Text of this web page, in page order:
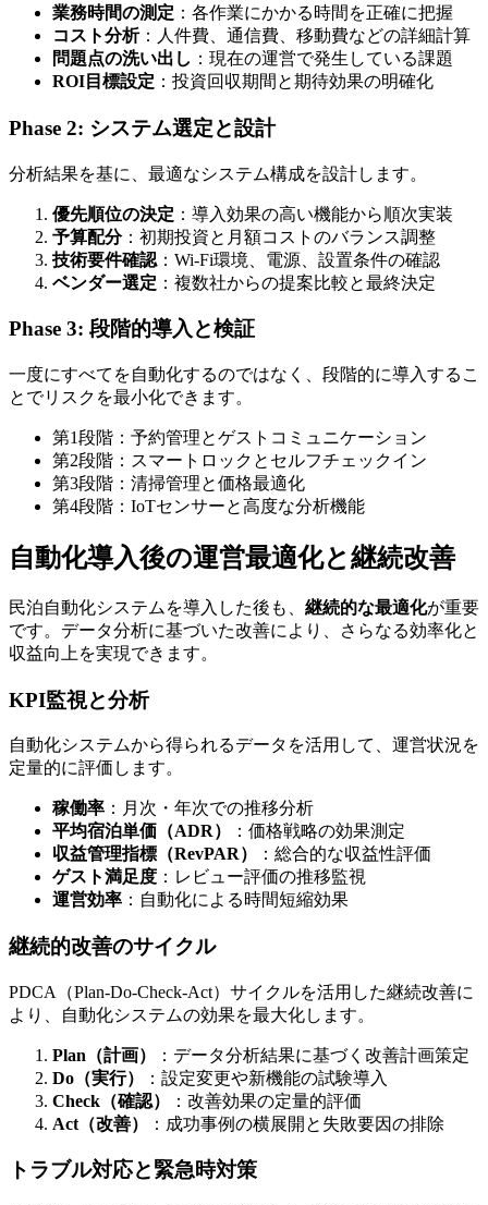
業務時間の測定 ：各作業にかかる時間を正確に把握
コスト分析：人件費、通信費、移動費などの詳細計算
問題点の洗い出し ：現在の運営で発生している課題
ROI目標設定 ：投資回収期間と期待効果の明確化
Phase 2: システム選定と設計
分析結果を基に、最適なシステム構成を設計します。
優先順位の決定 ：導入効果の高い機能から順次実装
予算配分：初期投資と月額コストのバランス調整
技術要件確認 ：Wi-Fi環境、電源、設置条件の確認
ベンダー選定 ：複数社からの提案比較と最終決定
Phase 3: 段階的導入と検証
一度にすべてを自動化するのではなく、段階的に導入するこ
とでリスクを最小化できます。
第1段階：予約管理とゲストコミュニケーション
第2段階：スマートロックとセルフチェックイン
第3段階：清掃管理と価格最適化
第4段階：IoTセンサーと高度な分析機能
自動化導入後の運営最適化と継続改善
民泊自動化システムを導入した後も、 継続的な最適化が重要
です。データ分析に基づいた改善により、さらなる効率化と
収益向上を実現できます。
KPI監視と分析
自動化システムから得られるデータを活用して、運営状況を
定量的に評価します。
稼働率 ：月次・年次での推移分析
平均宿泊単価（ADR）
：価格戦略の効果測定
収益管理指標（RevPAR）
：総合的な収益性評価
ゲスト満足度 ：レビュー評価の推移監視
運営効率 ：自動化による時間短縮効果
継続的改善のサイクル
PDCA（Plan-Do-Check-Act）サイクルを活用した継続改善に
より、自動化システムの効果を最大化します。
Plan（計画）
：データ分析結果に基づく改善計画策定
Do（実行）
：設定変更や新機能の試験導入
Check（確認）
：改善効果の定量的評価
Act（改善）
：成功事例の横展開と失敗要因の排除
トラブル対応と緊急時対策